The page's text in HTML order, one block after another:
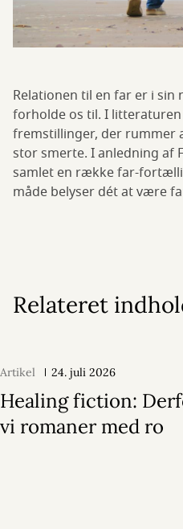
Relationen til en far er i sin
forholde os til. I
fremstillinger, der rummer
stor smerte. I anledning af
samlet en række far-
måde belyser dét at være
Relateret
Artikel 24. juli 2026
Healing fiction:
vi romaner med ro